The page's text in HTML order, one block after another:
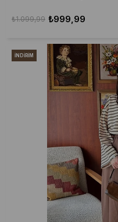
₺999,99
₺1.099,99
İNDIRIM